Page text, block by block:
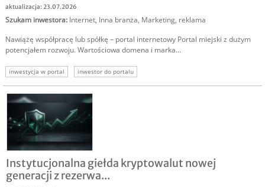
aktualizacja: 23.07.2026
Szukam inwestora: Internet, Inna branża, Marketing, reklama
Nawiążę współpracę lub spółkę – portal internetowy Portal miejski z dużym
potencjałem rozwoju. Wartościowa domena i marka...
inwestycja w portal inwestor do portalu
Instytucjonalna giełda kryptowalut nowej
generacji z rezerwa...